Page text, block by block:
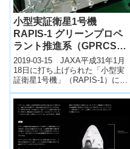
小型実証衛星1号機
RAPIS-1 グリーンプロペ
ラント推進系（GPRCS）
軌道上でHAN系推進薬 実
証！
2019-03-15 JAXA平成31年1月
18日に打ち上げられた「小型実
証衛星1号機」（RAPIS-1）に搭
ム開発利用推進機構の実...